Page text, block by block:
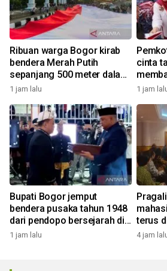
Ribuan warga Bogor kirab
bendera Merah Putih
sepanjang 500 meter dalam
rangkaian FMP ke-11
1 jam lalu
cinta
merah
1 jam
Bupati Bogor jemput
bendera pusaka tahun 1948
dari pendopo bersejarah di
Desa Malasari
1 jam lalu
terus
4 jam